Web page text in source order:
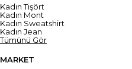
Kadın Tişört
Kadın Mont
Kadın Sweatshirt
Kadın Jean
Tümünü Gör
MARKET